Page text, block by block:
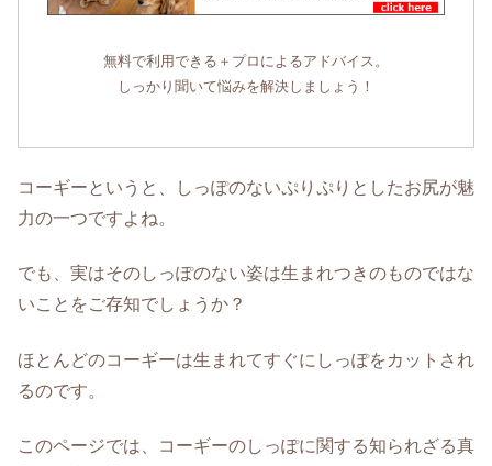
無料で利用できる＋プロによるアドバイス。
しっかり聞いて悩みを解決しましょう！
コーギーというと、しっぽのないぷりぷりとしたお尻が魅
力の一つですよね。
でも、実はそのしっぽのない姿は生まれつきのものではな
いことをご存知でしょうか？
ほとんどのコーギーは生まれてすぐにしっぽをカットされ
るのです。
このページでは、コーギーのしっぽに関する知られざる真